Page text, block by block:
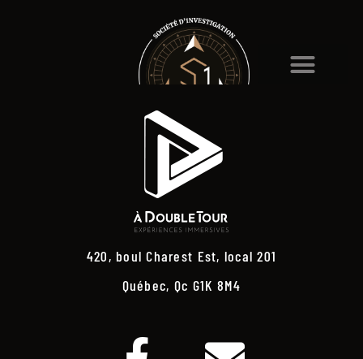
420, boul Charest Est, local 201
Québec, Qc G1K 8M4